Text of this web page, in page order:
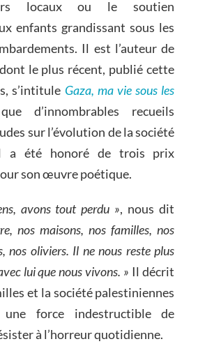
locaux ou le soutien
enfants grandissant sous les
Il est l’auteur de
le plus récent, publié cette
s’intitule Gaza, ma vie sous les
d’innombrables recueils
sur l’évolution de la société
a été honoré de trois prix
son œuvre poétique.
avons tout perdu », nous dit
nos maisons, nos familles, nos
nos oliviers. Il ne nous reste plus
lui que nous vivons. » Il décrit
et la société palestiniennes
une force indestructible de
à l’horreur quotidienne.